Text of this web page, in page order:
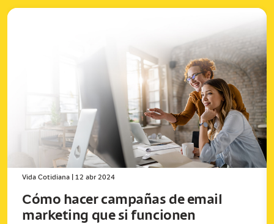
Vida Cotidiana 12 abr 2024
Cómo hacer campañas de email
marketing que si funcionen